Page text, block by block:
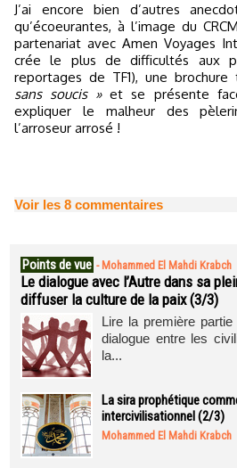
J’ai encore bien d’autres
qu’écoeurantes, à l’image du
partenariat avec Amen Voyages
crée le plus de difficultés aux
reportages de TF1), une brochure
sans soucis »et se présente
expliquer le malheur des
l’arroseur arrosé !
Voir les 8 commentaires
Points de vue - Mohammed El Mahdi Krabch
Le dialogue avec l’Autre dans sa
diffuser la culture de la paix (3/3)
Lire la première
dialogue entre les
la...
La sira prophétique
intercivilisationnel (2/3)
Mohammed El Mahdi Krabch